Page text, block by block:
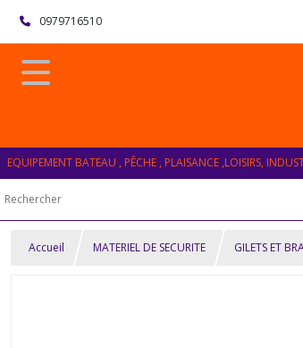
0979716510
EQUIPEMENT BATEAU , PÊCHE , PLAISANCE ,LOISIRS,
Accueil MATERIEL DE SECURITE GILETS ET